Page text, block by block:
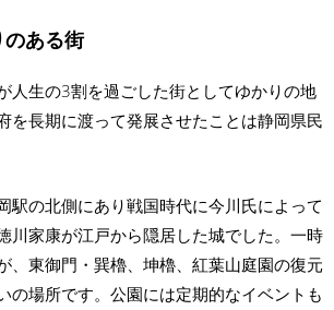
ある街
人生の3割を過ごした街としてゆかりの地
を長期に渡って発展させたことは静岡県民
駅の北側にあり戦国時代に今川氏によって
川家康が江戸から隠居した城でした。一時
、東御門・巽櫓、坤櫓、紅葉山庭園の復元
の場所です。公園には定期的なイベントも